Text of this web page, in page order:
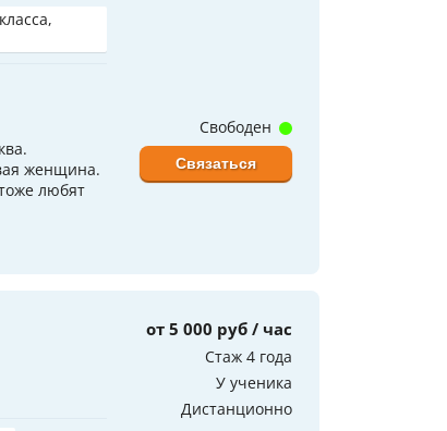
женщина.
любят
Свободен
Связаться
от 5 000 руб / час
Стаж 4 года
У ученика
Дистанционно